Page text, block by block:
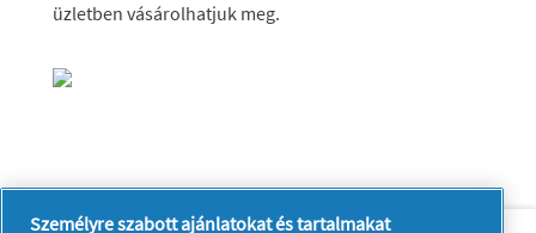
üzletben vásárolhatjuk meg.
Rólunk Kapcsolatfelvétel
Személyre szabott ajánlatokat és tartalmakat